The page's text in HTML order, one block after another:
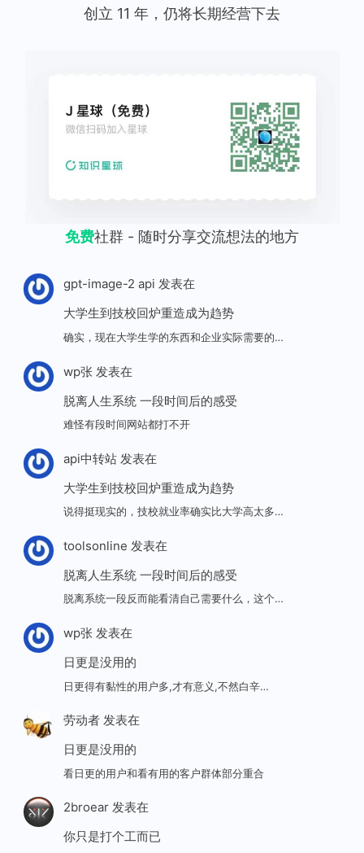
创立 11 年，仍将长期经营下去
免费社群 - 随时分享交流想法的地方
gpt-image-2 api 发表在
大学生到技校回炉重造成为趋势
确实，现在大学生学的东西和企业实际需要的…
wp张发表在
脱离人生系统 一段时间后的感受
难怪有段时间网站都打不开
api中转站发表在
大学生到技校回炉重造成为趋势
说得挺现实的，技校就业率确实比大学高太多…
toolsonline 发表在
脱离人生系统 一段时间后的感受
脱离系统一段反而能看清自己需要什么，这个…
wp张发表在
日更是没用的
日更得有黏性的用户多,才有意义,不然白辛…
劳动者发表在
日更是没用的
看日更的用户和看有用的客户群体部分重合
2broear发表在
你只是打个工而已